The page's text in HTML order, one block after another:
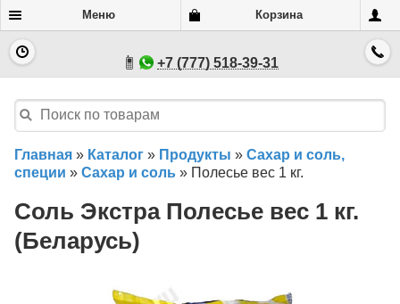
Меню Корзина
+7 (777) 518-39-31
Главная » Каталог » Продукты » Сахар и соль,
специи » Сахар и соль » Полесье вес 1 кг.
Соль Экстра Полесье вес 1 кг.
(Беларусь)